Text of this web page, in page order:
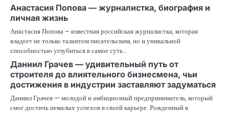
Анастасия Попова — журналистка, биография и
личная жизнь
Анастасия Попова – известная российская журналистка, которая
владеет не только талантом писательским, но и уникальной
способностью углубиться в самое суть…
Даниил Грачев — удивительный путь от
строителя до влиятельного бизнесмена, чьи
достижения в индустрии заставляют задуматься
Даниил Грачев — молодой и амбициозный предприниматель, который
смог достичь немалых успехов в своей карьере. Рожденный в